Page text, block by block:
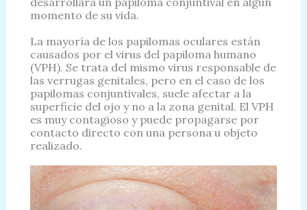
momento de su vida.
La mayoría de los papilomas oculares están
causados ​​por el virus del papiloma humano
(VPH). Se trata del mismo virus responsable de
las verrugas genitales, pero en el caso de los
papilomas conjuntivales, suele afectar a la
superficie del ojo y no a la zona genital. El VPH
es muy contagioso y puede propagarse por
contacto directo con una persona u objeto
realizado.